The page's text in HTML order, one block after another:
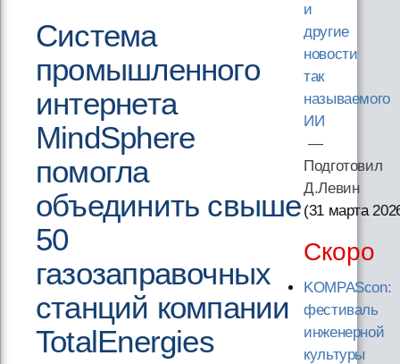
Система
промышленного
интернета
MindSphere
помогла
объединить свыше
50
газозаправочных
станций компании
TotalEnergies
и
другие
новости
так
называемого
ИИ
—
Подготовил
Д.Левин
(31 марта
Скоро
KOMPAScon:
фестиваль
инженерной
культуры